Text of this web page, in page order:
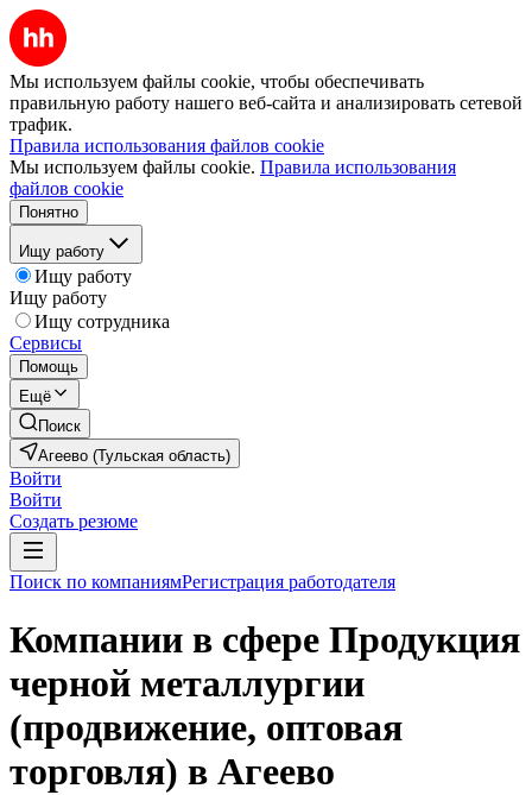
Мы используем файлы cookie, чтобы обеспечивать
правильную работу нашего веб-сайта и анализировать сетевой
трафик.
Правила использования файлов cookie
Мы используем файлы cookie. Правила использования
файлов cookie
Понятно
Ищу работу
Ищу работу
Ищу работу
Ищу сотрудника
Сервисы
Помощь
Ещё
Поиск
Агеево (Тульская область)
Войти
Войти
Создать резюме
Поиск по компаниямРегистрация работодателя
Компании в сфере Продукция
черной металлургии
(продвижение, оптовая
торговля) в Агеево